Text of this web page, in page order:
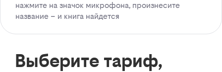
нажмите на значок микрофона, произнесите
название – и книга найдется
Выберите тариф,